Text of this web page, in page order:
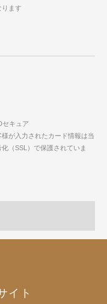
ります
が入力されたカード情報は当
（SSL）で保護されていま
イト